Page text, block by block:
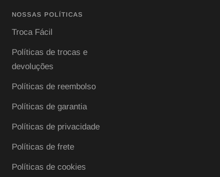
NOSSAS POLÍTICAS
Troca Fácil
Políticas de trocas e
devoluções
Políticas de reembolso
Políticas de garantia
Políticas de privacidade
Políticas de frete
Políticas de cookies